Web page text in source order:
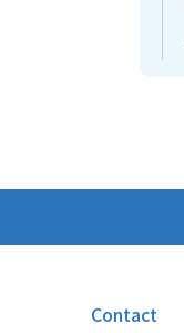
Contact